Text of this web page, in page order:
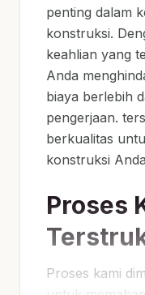
penting dalam
konstruksi.
keahlian yang
Anda
biaya berlebih
pengerjaan.
berkualitas
konstruksi
Proses
Proses kami